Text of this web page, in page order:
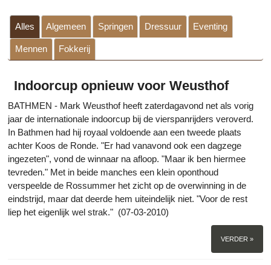
Alles Algemeen Springen Dressuur Eventing
Mennen Fokkerij
Indoorcup opnieuw voor Weusthof
BATHMEN - Mark Weusthof heeft zaterdagavond net als vorig
jaar de internationale indoorcup bij de vierspanrijders veroverd.
In Bathmen had hij royaal voldoende aan een tweede plaats
achter Koos de Ronde. "Er had vanavond ook een dagzege
ingezeten", vond de winnaar na afloop. "Maar ik ben hiermee
tevreden." Met in beide manches een klein oponthoud
verspeelde de Rossummer het zicht op de overwinning in de
eindstrijd, maar dat deerde hem uiteindelijk niet. "Voor de rest
liep het eigenlijk wel strak." (07-03-2010)
VERDER »